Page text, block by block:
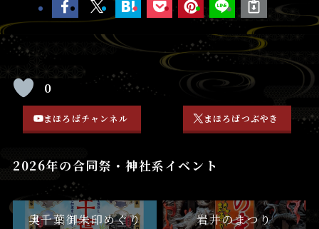
0
まほろばチャンネル まほろばつぶやき
2026年の合同祭・神社系イベント
奥千葉御朱印めぐり
岩井のまつり